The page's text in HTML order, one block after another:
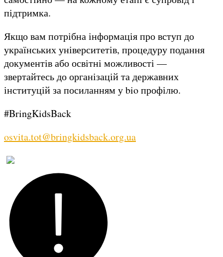
підтримка.
Якщо вам потрібна інформація про вступ до
українських університетів, процедуру подання
документів або освітні можливості —
звертайтесь до організацій та державних
інституцій за посиланням у bio профілю.
#BringKidsBack
osvita.tot@bringkidsback.org.ua